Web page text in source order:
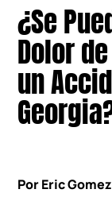
¿Se
Dolor
un
Por Eric Gomez